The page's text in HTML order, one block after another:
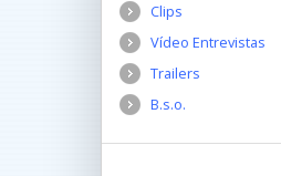
Clips
Vídeo Entrevistas
Trailers
B.s.o.